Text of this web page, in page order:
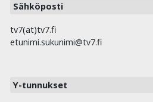
Sähköposti
tv7(at)tv7.fi
etunimi.sukunimi@tv7.fi
Y-tunnukset